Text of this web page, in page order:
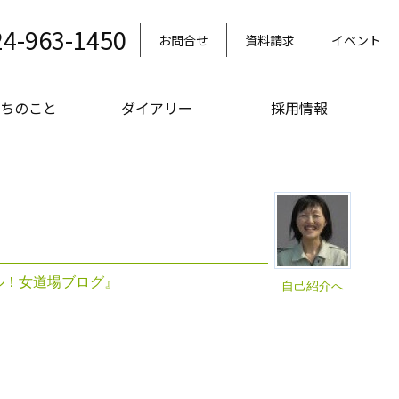
963-1450 お問合せ 資料請求 イベント
のこと ダイアリー 採用情報
自己紹介へ
女道場ブログ』